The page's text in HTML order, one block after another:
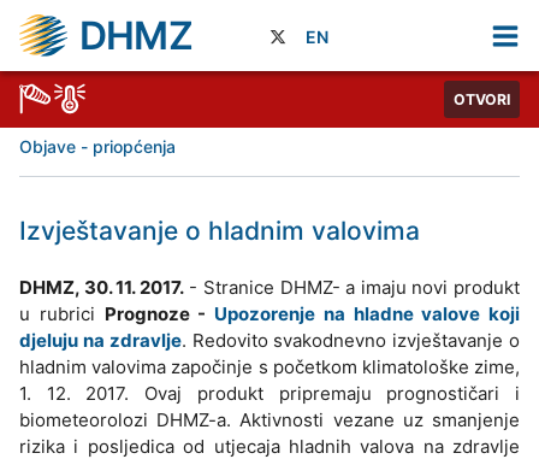
DHMZ EN
OTVORI
Objave - priopćenja
Izvještavanje o hladnim valovima
DHMZ, 30. 11. 2017.- Stranice DHMZ- a imaju novi produkt
u rubrici Prognoze - Upozorenje na hladne valove koji
djeluju na zdravlje. Redovito svakodnevno izvještavanje o
hladnim valovima započinje s početkom klimatološke zime,
1. 12. 2017. Ovaj produkt pripremaju prognostičari i
biometeorolozi DHMZ-a. Aktivnosti vezane uz smanjenje
rizika i posljedica od utjecaja hladnih valova na zdravlje